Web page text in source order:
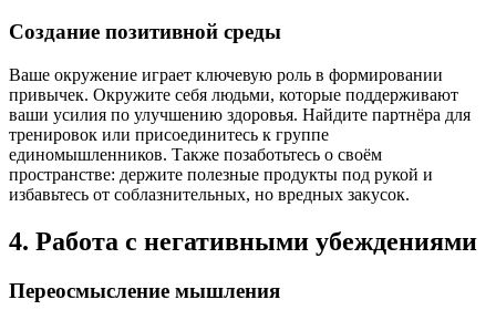
Создание позитивной среды
Ваше окружение играет ключевую роль в формировании
привычек. Окружите себя людьми, которые поддерживают
ваши усилия по улучшению здоровья. Найдите партнёра для
тренировок или присоединитесь к группе
единомышленников. Также позаботьтесь о своём
пространстве: держите полезные продукты под рукой и
избавьтесь от соблазнительных, но вредных закусок.
4. Работа с негативными убеждениями
Переосмысление мышления